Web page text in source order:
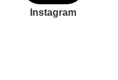
Instagram